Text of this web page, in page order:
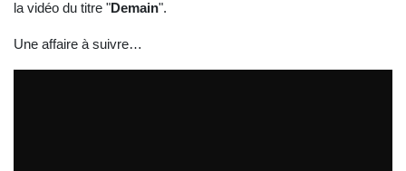
la vidéo du titre "Demain".
Une affaire à suivre…